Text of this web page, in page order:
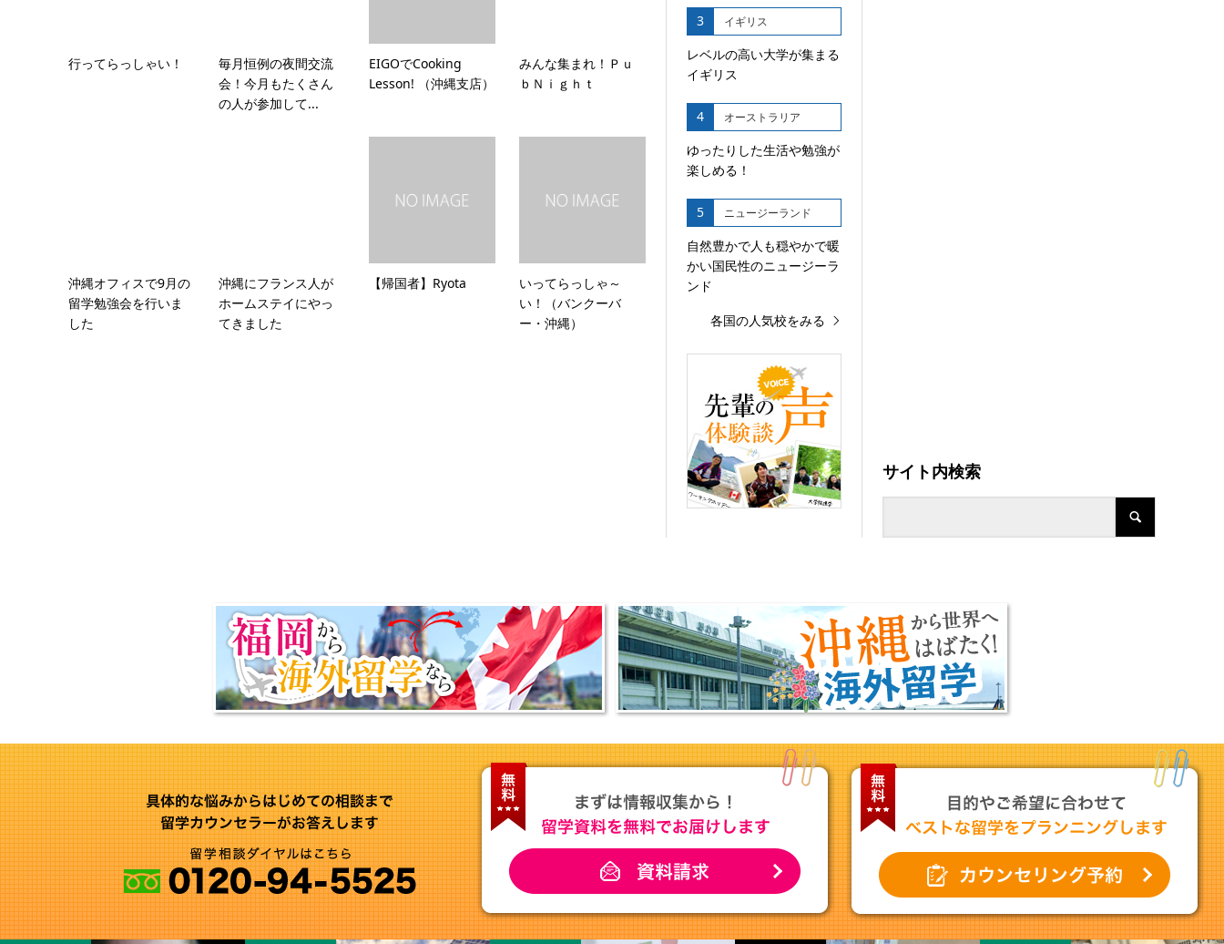
行ってらっしゃい！
毎月恒例の夜間交流
会！今月もたくさん
の人が参加して...
EIGOでCooking
Lesson! （沖縄支店）
みんな集まれ！Ｐｕ
ｂＮｉｇｈｔ
沖縄オフィスで9月の
留学勉強会を行いま
した
沖縄にフランス人が
ホームステイにやっ
てきました
【帰国者】Ryota
いってらっしゃ～
い！（バンクーバ
ー・沖縄）
3 イギリス
レベルの高い大学が集まる
イギリス
4 オーストラリア
ゆったりした生活や勉強が
楽しめる！
5 ニュージーランド
自然豊かで人も穏やかで暖
かい国民性のニュージーラ
ンド
各国の人気校をみる
サイト内検索